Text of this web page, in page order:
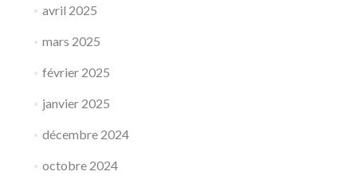
avril 2025
mars 2025
février 2025
janvier 2025
décembre 2024
octobre 2024